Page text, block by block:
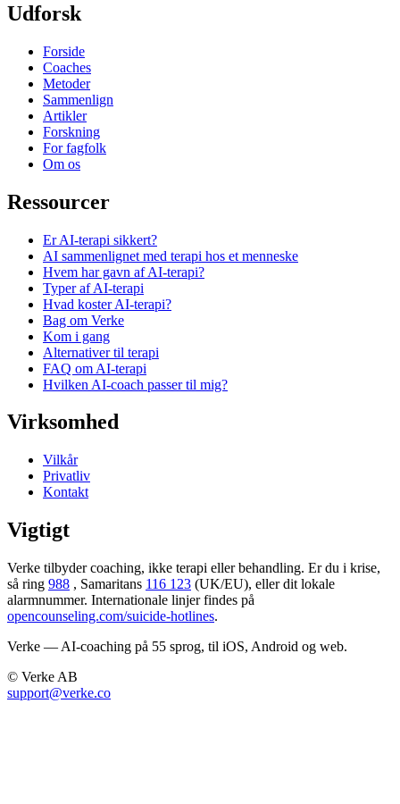
Udforsk
Forside
Coaches
Metoder
Sammenlign
Artikler
Forskning
For fagfolk
Om os
Ressourcer
Er AI-terapi sikkert?
AI sammenlignet med terapi hos et menneske
Hvem har gavn af AI-terapi?
Typer af AI-terapi
Hvad koster AI-terapi?
Bag om Verke
Kom i gang
Alternativer til terapi
FAQ om AI-terapi
Hvilken AI-coach passer til mig?
Virksomhed
Vilkår
Privatliv
Kontakt
Vigtigt
Verke tilbyder coaching, ikke terapi eller behandling. Er du i krise,
så ring 988 , Samaritans 116 123 (UK/EU), eller dit lokale
alarmnummer. Internationale linjer findes på
opencounseling.com/suicide-hotlines.
Verke — AI-coaching på 55 sprog, til iOS, Android og web.
© Verke AB
support@verke.co